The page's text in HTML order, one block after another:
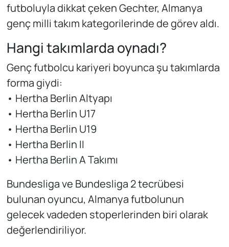
futboluyla dikkat çeken Gechter, Almanya
genç milli takım kategorilerinde de görev aldı.
Hangi takımlarda oynadı?
Genç futbolcu kariyeri boyunca şu takımlarda
forma giydi:
• Hertha Berlin Altyapı
• Hertha Berlin U17
• Hertha Berlin U19
• Hertha Berlin II
• Hertha Berlin A Takımı
Bundesliga ve Bundesliga 2 tecrübesi
bulunan oyuncu, Almanya futbolunun
gelecek vadeden stoperlerinden biri olarak
değerlendiriliyor.